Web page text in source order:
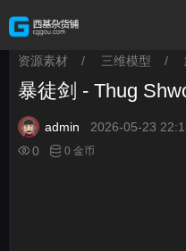
资源素材 / 三维模型 /
暴徒剑 - Thug
admin
2026-05-23
0
0 金币